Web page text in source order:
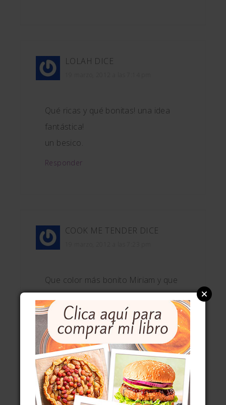
LOLAH DICE
Qué ricas y qué bonitas! una idea
fantástica!
un besico.
Responder
COOK ME TENDER DICE
Que color más bonito Miriam y que
bien me sentarían ahora, mecachis!
Oye lo del merengue italiano me ha
flipado mucho pero justo hoy
quería empezar con la dieta… pero
va a ser que no… si la mirada y los
pensamientos engordasen yo
estaría como una bolilla! Besos!!